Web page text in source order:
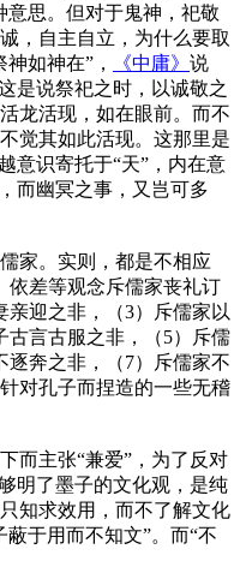
意思。但对于鬼神，祀敬
，自主自立，为什么要取
神如神在”， 《中庸》 说
是说祭祀之时，以诚敬之
龙活现，如在眼前。而不
觉其如此活现。这那里是
意识寄托于“天”，内在意
而幽冥之事，又岂可多
家。实则，都是不相应
依差等观念斥儒家丧礼订
亲迎之非，（3）斥儒家以
古言古服之非，（5）斥儒
逐奔之非，（7）斥儒家不
对孔子而捏造的一些无稽
而主张“兼爱”，为了反对
明了墨子的文化观，是纯
知求效用，而不了解文化
于用而不知文”。而“不